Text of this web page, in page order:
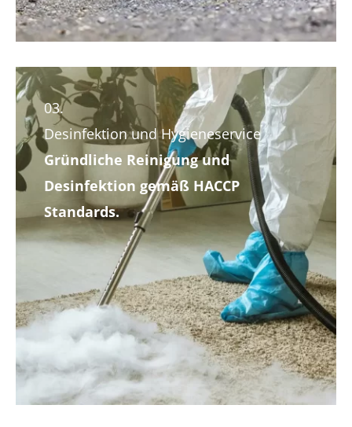
03.
Desinfektion und Hygiene­service
Gründliche Reinigung und
Desinfektion gemäß HACCP
Standards.